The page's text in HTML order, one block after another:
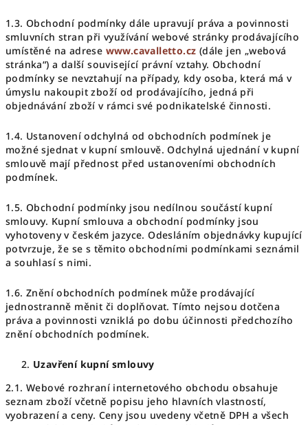
1.3. Obchodní podmínky dále upravují práva a povinnosti
smluvních stran při využívání webové stránky prodávajícího
umístěné na adrese www.cavalletto.cz (dále jen „webová
stránka“) a další související právní vztahy. Obchodní
podmínky se nevztahují na případy, kdy osoba, která má v
úmyslu nakoupit zboží od prodávajícího, jedná při
objednávání zboží v rámci své podnikatelské činnosti.
1.4. Ustanovení odchylná od obchodních podmínek je
možné sjednat v kupní smlouvě. Odchylná ujednání v kupní
smlouvě mají přednost před ustanoveními obchodních
podmínek.
1.5. Obchodní podmínky jsou nedílnou součástí kupní
smlouvy. Kupní smlouva a obchodní podmínky jsou
vyhotoveny v českém jazyce. Odesláním objednávky kupující
potvrzuje, že se s těmito obchodními podmínkami seznámil
a souhlasí s nimi.
1.6. Znění obchodních podmínek může prodávající
jednostranně měnit či doplňovat. Tímto nejsou dotčena
práva a povinnosti vzniklá po dobu účinnosti předchozího
znění obchodních podmínek.
Uzavření kupní smlouvy
2.1. Webové rozhraní internetového obchodu obsahuje
seznam zboží včetně popisu jeho hlavních vlastností,
vyobrazení a ceny. Ceny jsou uvedeny včetně DPH a všech